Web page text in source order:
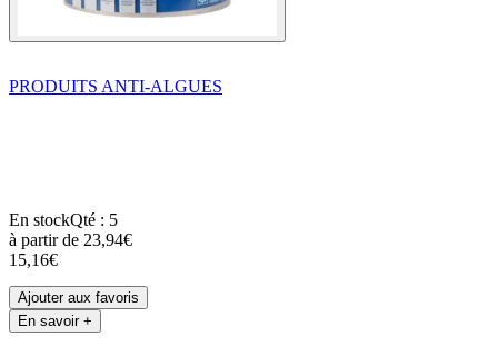
PRODUITS ANTI-ALGUES
En stockQté : 5
à partir de 23,94€
15,16€
Ajouter aux favoris
En savoir +